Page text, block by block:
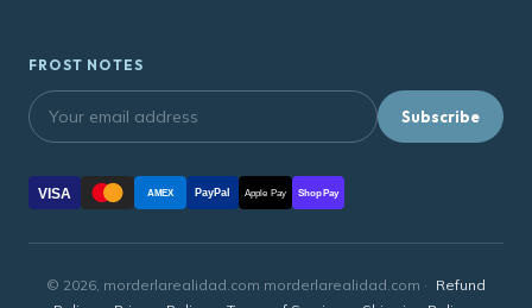
FROST NOTES
Subscribe
VISA AMEX PayPal Apple Pay Shop Pay
© 2026, morderlarealidad.com morderlarealidad.com · Refund